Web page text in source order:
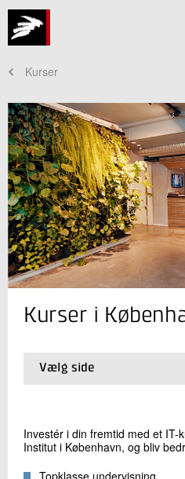
Kurser
+45 72 20 30 00
Kurser i
Vælg side
01.Kurser i København
04.Kommunikation og
05. Ledelse og HR
06.Projektledelse
Investér i din fremtid med et IT-
Institut i København, og bliv